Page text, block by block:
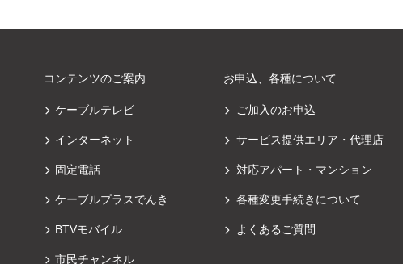
コンテンツのご案内
ケーブルテレビ
インターネット
固定電話
ケーブルプラスでんき
BTVモバイル
市民チャンネル
お申込、各種について
ご加入のお申込
サービス提供エリア・代理店
対応アパート・マンション
各種変更手続きについて
よくあるご質問